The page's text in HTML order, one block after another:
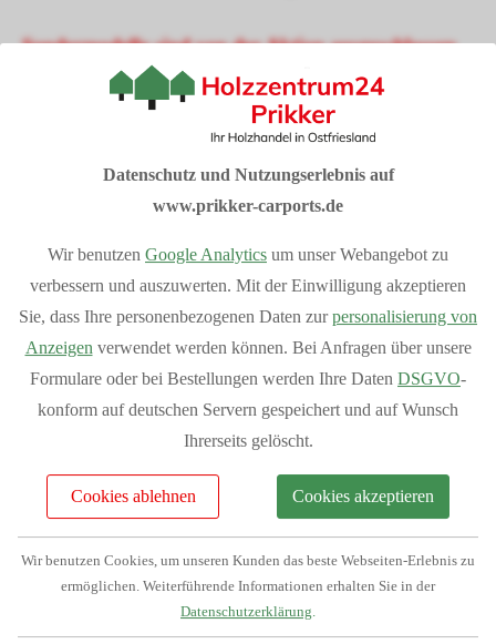
Sondermodelle sind von der Aktion ausgeschlossen
hre Vorteile bei Prikker-Carports
Fachberatung: 04954 94850
Verkauf vom Hersteller
Produziert in Deutschland
Bundesweite Lieferung
Individuelle Planung Ihres Projektes
Kostenlose Beratung und Angebotserstellung
Telefonservice durch unser geschultes Fachpersonal
Passgenauigkeit da alle Teile aus unserem Haus
Großes Lager dadurch kurze Lieferzeiten
Finanzierung/Ratenkauf möglich
Große Auswahl an Zubehörartikeln
Mehr Vorteileanzeigen
Holzart
Blende/Umrandung
Datenschutz und Nutzungserlebnis auf
www.prikker-carports.de
Wir benutzen Google Analytics um unser Webangebot zu
verbessern und auszuwerten. Mit der Einwilligung akzeptieren
Sie, dass Ihre personenbezogenen Daten zurpersonalisierung von
Anzeigenverwendet werden können. Bei Anfragen über unsere
Formulare oder bei Bestellungen werden Ihre Daten DSGVO-
konform auf deutschen Servern gespeichert und auf Wunsch
Ihrerseits gelöscht.
Cookies ablehnen Cookies akzeptieren
Wir benutzen Cookies, um unseren Kunden das beste Webseiten-Erlebnis zu
ermöglichen. Weiterführende Informationen erhalten Sie in der
Datenschutzerklärung.